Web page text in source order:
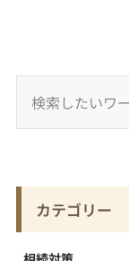
カテゴリー